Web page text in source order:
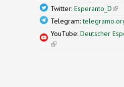
Twitter: Esperanto_D
Telegram:
YouTube: Deutscher
(link is external)